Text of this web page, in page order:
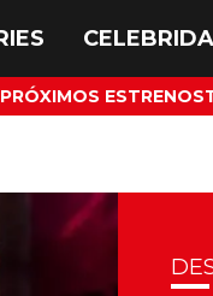
PRÓXIMOS ESTRENOS